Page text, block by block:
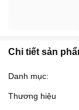
Chi tiết sản
Danh mục:
Thương hiệu